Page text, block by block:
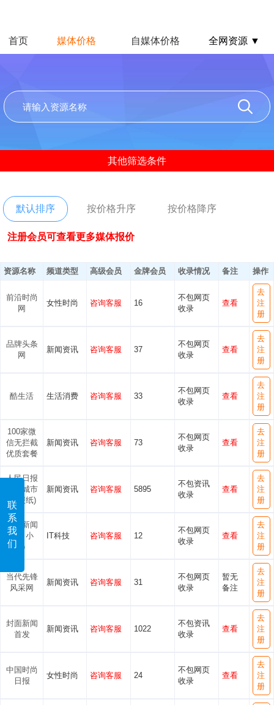
联
系
我
们
首页 媒体价格 自媒体价格 全网资源 ▼
其他筛选条件
默认排序 按价格升序 按价格降序
注册会员可查看更多媒体报价
资源名称 频道类型 高级会员 金牌会员 收录情况 备注 操作
前沿时尚
网
女性时尚 咨询客服 16
不包网页
收录
查看
去
注
册
品牌头条
网
新闻资讯 咨询客服 37
不包网页
收录
查看
去
注
册
酷生活 生活消费 咨询客服 33
不包网页
收录
查看
去
注
册
100家微
信无拦截
优质套餐
新闻资讯 咨询客服 73
不包网页
收录
查看
去
注
册
人民日报
中国城市
报(报纸)
新闻资讯 咨询客服 5895
不包资讯
收录
查看
去
注
册
黑马新闻
网（小
站）
IT科技 咨询客服 12
不包网页
收录
查看
去
注
册
当代先锋
风采网
新闻资讯 咨询客服 31
不包网页
收录
暂无
备注
去
注
册
封面新闻
首发
新闻资讯 咨询客服 1022
不包资讯
收录
查看
去
注
册
中国时尚
日报
女性时尚 咨询客服 24
不包网页
收录
查看
去
注
册